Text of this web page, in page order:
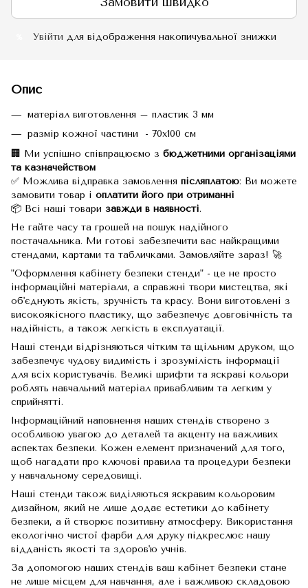
Увійти для відображення накопичувальної знижки
Опис
матеріал виготовлення – пластик 3 мм
размір кожної частини - 70х100 см
🏢 Ми успішно співпрацюємо з бюджетними організаціями
та казначейством
✅ Можлива відправка замовлення післяплатою: Ви можете
замовити товар і оплатити його при отриманні
📦 Всі наші товари завжди в наявності.
Не гайте часу та грошей на пошук надійного
постачальника. Ми готові забезпечити вас найкращими
стендами, картами та табличками. Замовляйте зараз! 🚀
"Оформлення кабінету безпеки стенди" - це не просто
інформаційні матеріали, а справжні твори мистецтва, які
об'єднують якість, зручність та красу. Вони виготовлені з
високоякісного пластику, що забезпечує довговічність та
надійність, а також легкість в експлуатації.
Наші стенди відрізняються чітким та щільним друком, що
забезпечує чудову видимість і зрозумілість інформації
для всіх користувачів. Великі шрифти та яскраві кольори
роблять навчальний матеріал привабливим та легким у
сприйнятті.
Інформаційний наповнення наших стендів створено з
особливою увагою до деталей та акценту на важливих
аспектах безпеки. Кожен елемент призначений для того,
щоб нагадати про ключові правила та процедури безпеки
у навчальному середовищі.
Наші стенди також виділяються яскравим кольоровим
дизайном, який не лише додає естетики до кабінету
безпеки, а й створює позитивну атмосферу. Використання
екологічно чистої фарби для друку підкреслює нашу
відданість якості та здоров'ю учнів.
За допомогою наших стендів ваш кабінет безпеки стане
не лише місцем для навчання, але і важливою складовою